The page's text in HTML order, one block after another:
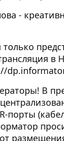
-
в
В
порты